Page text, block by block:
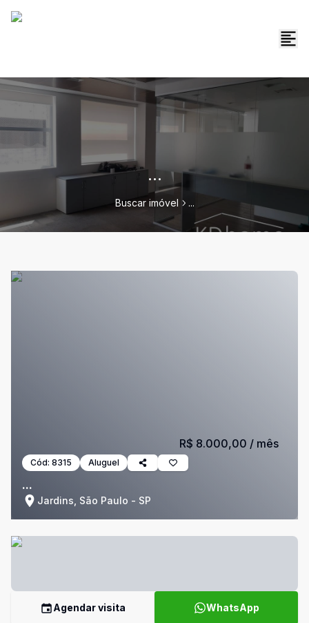
...
Buscar imóvel ...
Cód: 8315 Aluguel
...
Jardins, São Paulo - SP
R$ 8.000,00 / mês
Agendar visita WhatsApp